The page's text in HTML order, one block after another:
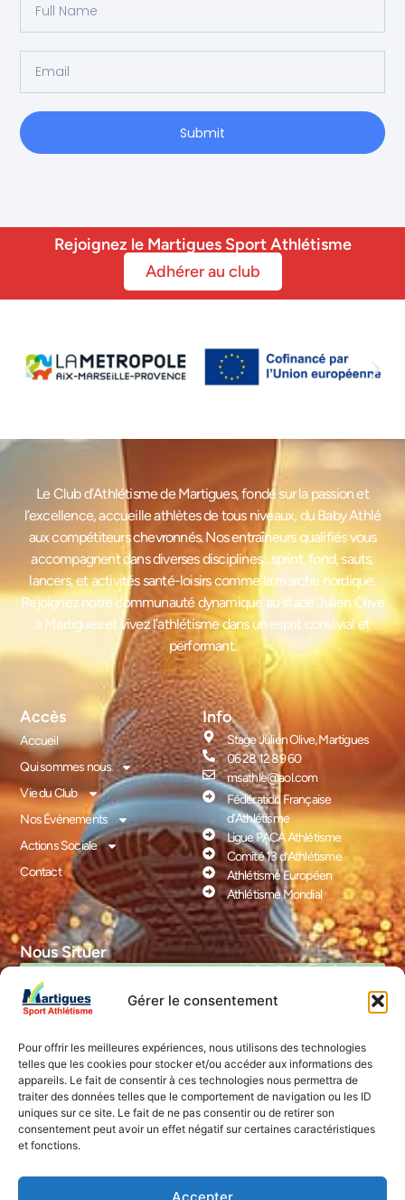
Gérer le consentement
Pour offrir les meilleures expériences, nous utilisons des technologies
telles que les cookies pour stocker et/ou accéder aux informations des
appareils. Le fait de consentir à ces technologies nous permettra de
traiter des données telles que le comportement de navigation ou les ID
uniques sur ce site. Le fait de ne pas consentir ou de retirer son
consentement peut avoir un effet négatif sur certaines caractéristiques
et fonctions.
Accepter
Submit
Rejoignez le Martigues Sport Athlétisme
Adhérer au club
Le Club d’Athlétisme de Martigues, fondé sur la passion et
l’excellence, accueille athlètes de tous niveaux, du Baby Athlé
aux compétiteurs chevronnés. Nos entraîneurs qualifiés vous
accompagnent dans diverses disciplines : sprint, fond, sauts,
lancers, et activités santé-loisirs comme la marche nordique.
Rejoignez notre communauté dynamique au stade Julien Olive
à Martigues et vivez l’athlétisme dans un esprit convivial et
performant.
Accès
Accueil
Qui sommes nous
Vie du Club
Nos Évènements
Actions Sociale
Contact
Info
Stage Julien Olive, Martigues
06 28 12 89 60
msathle@aol.com
Fédération Française
d’Athlétisme
Ligue PACA Athlétisme
Comité 13 d’Athlétisme
Athlétisme Européen
Athlétisme Mondial
Nous Situer
Cliquez pour accepter les cookies
marketing et activer ce contenu